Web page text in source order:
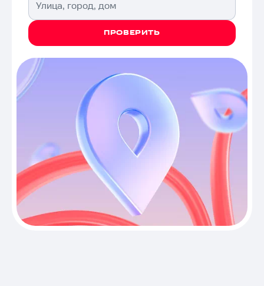
Улица, город, дом
ПРОВЕРИТЬ